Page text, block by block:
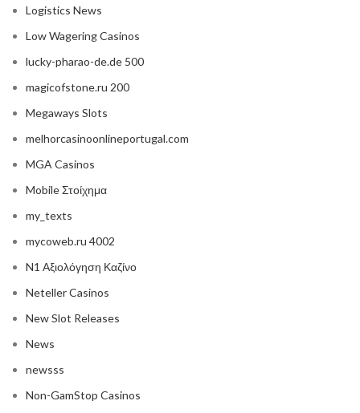
Logistics News
Low Wagering Casinos
lucky-pharao-de.de 500
magicofstone.ru 200
Megaways Slots
melhorcasinoonlineportugal.com
MGA Casinos
Mobile Στοίχημα
my_texts
mycoweb.ru 4002
N1 Αξιολόγηση Καζίνο
Neteller Casinos
New Slot Releases
News
newsss
Non-GamStop Casinos